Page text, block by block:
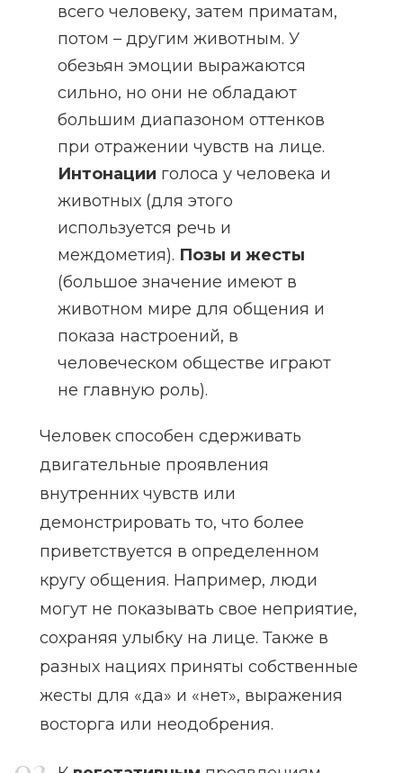
всего человеку, затем приматам,
потом – другим животным. У
обезьян эмоции выражаются
сильно, но они не обладают
большим диапазоном оттенков
при отражении чувств на лице.
Интонации голоса у человека и
животных (для этого
используется речь и
междометия). Позы и жесты
(большое значение имеют в
животном мире для общения и
показа настроений, в
человеческом обществе играют
не главную роль).
Человек способен сдерживать
двигательные проявления
внутренних чувств или
демонстрировать то, что более
приветствуется в определенном
кругу общения. Например, люди
могут не показывать свое неприятие,
сохраняя улыбку на лице. Также в
разных нациях приняты собственные
жесты для «да» и «нет», выражения
восторга или неодобрения.